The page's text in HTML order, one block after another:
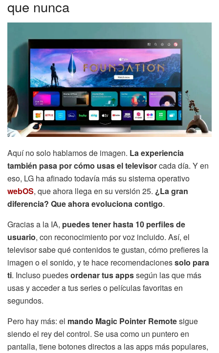
que nunca
Aquí no solo hablamos de imagen. La experiencia
también pasa por cómo usas el televisorcada día. Y en
eso, LG ha afinado todavía más su sistema operativo
webOS, que ahora llega en su versión 25. ¿La gran
diferencia? Que ahora evoluciona contigo.
Gracias a la IA, puedes tener hasta 10 perfiles de
usuario, con reconocimiento por voz incluido. Así, el
televisor sabe qué contenidos te gustan, cómo prefieres la
imagen o el sonido, y te hace recomendacionessolo para
ti. Incluso puedesordenar tus appssegún las que más
usas y acceder a tus series o películas favoritas en
segundos.
Pero hay más: el mando Magic Pointer Remotesigue
siendo el rey del control. Se usa como un puntero en
pantalla, tiene botones directos a las apps más populares,